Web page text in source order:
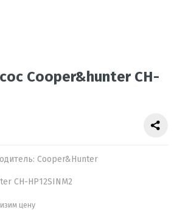
Cooper&hunter CH-
Cooper&Hunter
CH-HP12SINM2
цену